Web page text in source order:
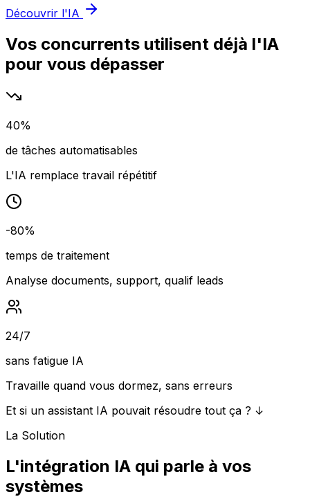
Découvrir l'IA
Vos concurrents utilisent déjà l'IA
pour vous dépasser
40%
de tâches automatisables
L'IA remplace travail répétitif
-80%
temps de traitement
Analyse documents, support, qualif leads
24/7
sans fatigue IA
Travaille quand vous dormez, sans erreurs
Et si un assistant IA pouvait résoudre tout ça ? ↓
La Solution
L'intégration IA qui parle à vos
systèmes